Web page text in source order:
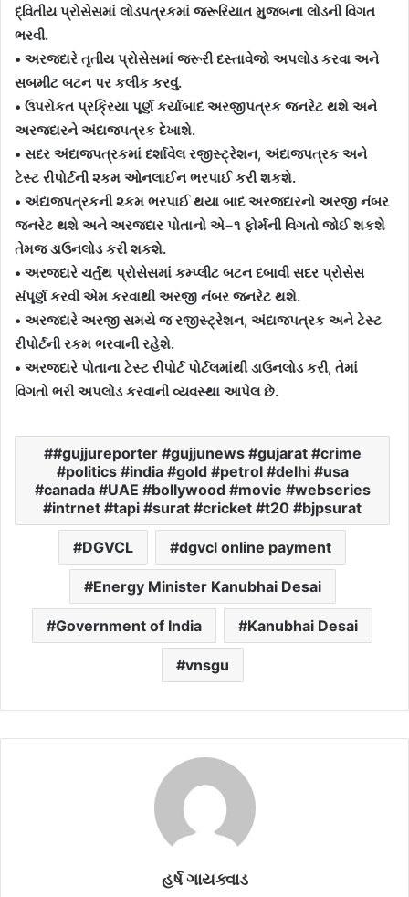
દ્વિતીય પ્રોસેસમાં લોડપત્રકમાં જરૂરિયાત મુજબના લોડની વિગત
ભરવી.
• અરજદારે તૃતીય પ્રોસેસમાં જરૂરી દસ્તાવેજો અપલોડ કરવા અને
સબમીટ બટન પર કલીક કરવું.
• ઉપરોકત પ્રક્રિયા પૂર્ણ કર્યાબાદ અરજીપત્રક જનરેટ થશે અને
અરજદારને અંદાજપત્રક દેખાશે.
• સદર અંદાજપત્રકમાં દર્શાવેલ રજીસ્ટ્રેશન, અંદાજપત્રક અને
ટેસ્ટ રીપોર્ટની ૨કમ ઓનલાઈન ભરપાઈ કરી શકશે.
• અંદાજપત્રકની ૨કમ ભરપાઈ થયા બાદ અરજદારનો અરજી નંબર
જનરેટ થશે અને અરજદાર પોતાનો એ−૧ ફોર્મની વિગતો જોઈ શકશે
તેમજ ડાઉનલોડ કરી શકશે.
• અરજદારે ચર્તુથ પ્રોસેસમાં કમ્પ્લીટ બટન દબાવી સદર પ્રોસેસ
સંપૂર્ણ કરવી એમ કરવાથી અરજી નંબર જનરેટ થશે.
• અરજદારે અરજી સમયે જ રજીસ્ટ્રેશન, અંદાજપત્રક અને ટેસ્ટ
રીપોર્ટની રકમ ભરવાની રહેશે.
• અરજદારે પોતાના ટેસ્ટ રીપોર્ટ પોર્ટલમાંથી ડાઉનલોડ કરી, તેમાં
વિગતો ભરી અપલોડ કરવાની વ્યવસ્થા આપેલ છે.
#gujjureporter #gujjunews #gujarat #crime
#politics #india #gold #petrol #delhi #usa
#canada #UAE #bollywood #movie #webseries
#intrnet #tapi #surat #cricket #t20 #bjpsurat
DGVCL dgvcl online payment
Energy Minister Kanubhai Desai
Government of India Kanubhai Desai
vnsgu
હર્ષ ગાયક્વાડ